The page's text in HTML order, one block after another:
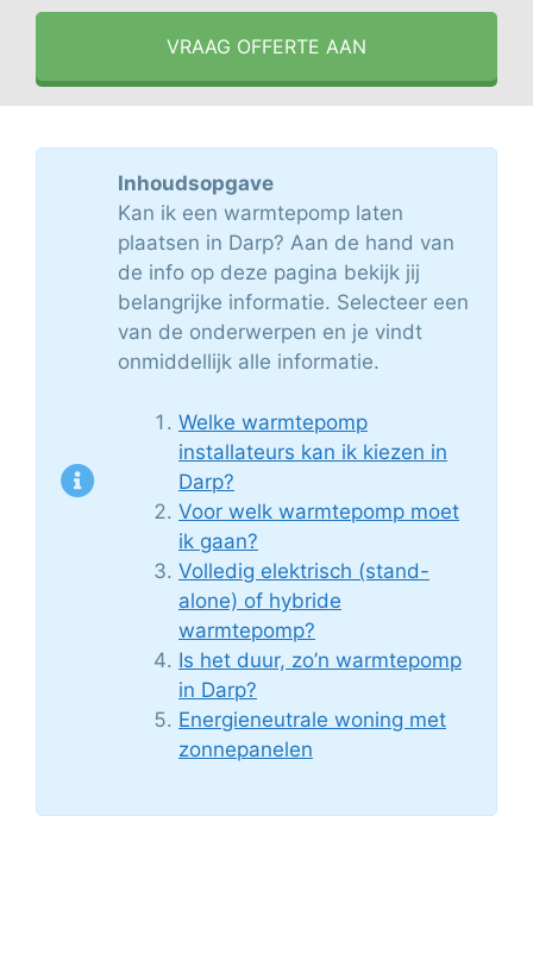
VRAAG OFFERTE AAN
Inhoudsopgave
Kan ik een warmtepomp laten
plaatsen in Darp? Aan de hand van
de info op deze pagina bekijk jij
belangrijke informatie. Selecteer een
van de onderwerpen en je vindt
onmiddellijk alle informatie.
Welke warmtepomp
installateurs kan ik kiezen in
Darp?
Voor welk warmtepomp moet
ik gaan?
Volledig elektrisch (stand-
alone) of hybride
warmtepomp?
Is het duur, zo’n warmtepomp
in Darp?
Energieneutrale woning met
zonnepanelen